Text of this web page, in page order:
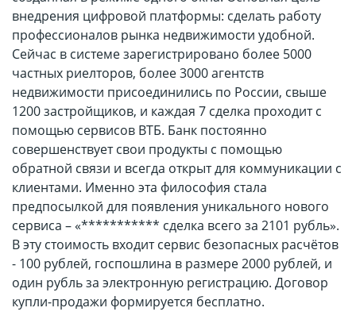
внедрения цифровой платформы: сделать работу
профессионалов рынка недвижимости удобной.
Сейчас в системе зарегистрировано более 5000
частных риелторов, более 3000 агентств
недвижимости присоединились по России, свыше
1200 застройщиков, и каждая 7 сделка проходит с
помощью сервисов ВТБ. Банк постоянно
совершенствует свои продукты с помощью
обратной связи и всегда открыт для коммуникации с
клиентами. Именно эта философия стала
предпосылкой для появления уникального нового
сервиса – «*********** сделка всего за 2101 рубль».
В эту стоимость входит сервис безопасных расчётов
- 100 рублей, госпошлина в размере 2000 рублей, и
один рубль за электронную регистрацию. Договор
купли-продажи формируется бесплатно.